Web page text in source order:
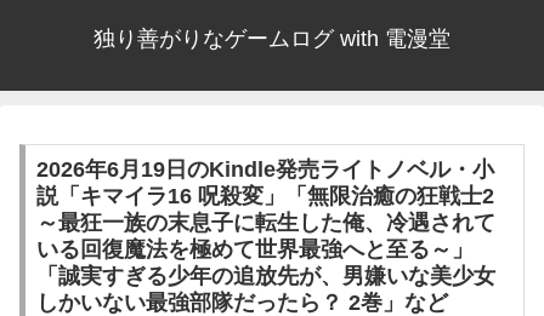
独り善がりなゲームログ with 電漫堂
2026年6月19日のKindle発売ライトノベル・小
説「キマイラ16 呪殺変」「無限治癒の狂戦士2
～最狂一族の末息子に転生した俺、冷遇されて
いる回復魔法を極めて世界最強へと至る～」
「誠実すぎる少年の追放先が、男嫌いな美少女
しかいない最強部隊だったら？ 2巻」など